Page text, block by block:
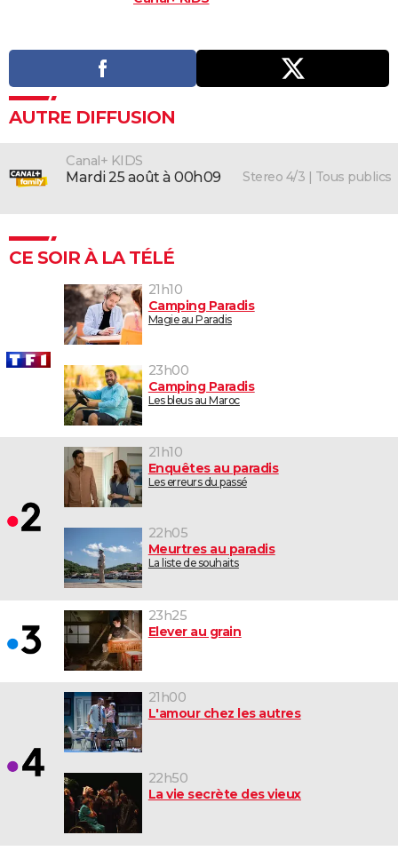
AUTRE DIFFUSION
Canal+ KIDS
mardi 25 août à 00h09 Stereo 4/3 | Tous publics
CE SOIR À LA TÉLÉ
21h10
Camping Paradis
Magie au Paradis
23h00
Camping Paradis
Les bleus au Maroc
21h10
Enquêtes au paradis
Les erreurs du passé
22h05
Meurtres au paradis
La liste de souhaits
23h25
Elever au grain
21h00
L'amour chez les autres
22h50
La vie secrète des vieux